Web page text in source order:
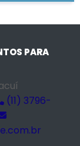
PARA
(11) 3796-